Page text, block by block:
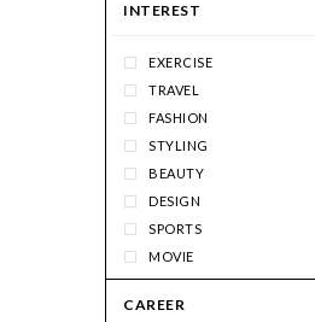
INTEREST
EXERCISE
TRAVEL
FASHION
STYLING
BEAUTY
DESIGN
SPORTS
MOVIE
PHOTO
ART
CAREER